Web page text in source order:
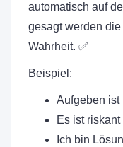
automatisch auf
gesagt werden
Wahrheit. ✅
Beispiel:
Aufgeben ist
Es ist
Ich bin